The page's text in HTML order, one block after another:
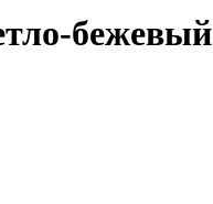
бежевый